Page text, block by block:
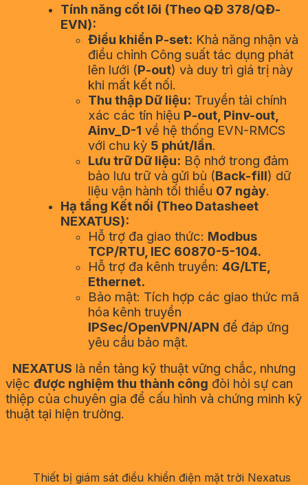
Tính năng cốt lõi (Theo QĐ 378/QĐ-
EVN):
Điều khiển P-set: Khả năng nhận và
điều chỉnh Công suất tác dụng phát
lên lưới (P-out) và duy trì giá trị này
khi mất kết nối.
Thu thập Dữ liệu: Truyền tải chính
xác các tín hiệu P-out, Pinv-out,
Ainv_D-1 về hệ thống EVN-RMCS
với chu kỳ 5 phút/lần.
Lưu trữ Dữ liệu: Bộ nhớ trong đảm
bảo lưu trữ và gửi bù (Back-fill) dữ
liệu vận hành tối thiểu 07 ngày.
Hạ tầng Kết nối (Theo Datasheet
NEXATUS):
Hỗ trợ đa giao thức: Modbus
TCP/RTU, IEC 60870-5-104.
Hỗ trợ đa kênh truyền: 4G/LTE,
Ethernet.
Bảo mật: Tích hợp các giao thức mã
hóa kênh truyền
IPSec/OpenVPN/APN để đáp ứng
yêu cầu bảo mật.
NEXATUS là nền tảng kỹ thuật vững chắc, nhưng
việc được nghiệm thu thành công đòi hỏi sự can
thiệp của chuyên gia để cấu hình và chứng minh kỹ
thuật tại hiện trường.
Thiết bị giám sát điều khiển điện mặt trời Nexatus